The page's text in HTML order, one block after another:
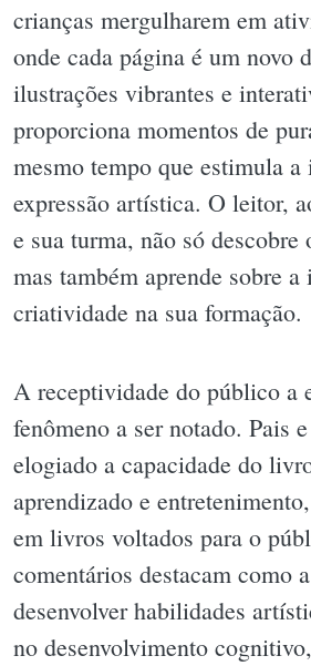
crianças mergulharem em
onde cada página é um novo
ilustrações vibrantes e
proporciona momentos de
mesmo tempo que estimula a
expressão artística. O leitor,
e sua turma, não só descobre
mas também aprende sobre
criatividade na sua formação.
A receptividade do público a
fenômeno a ser notado. Pais
elogiado a capacidade do
aprendizado e
em livros voltados para o
comentários destacam como
desenvolver habilidades
no desenvolvimento